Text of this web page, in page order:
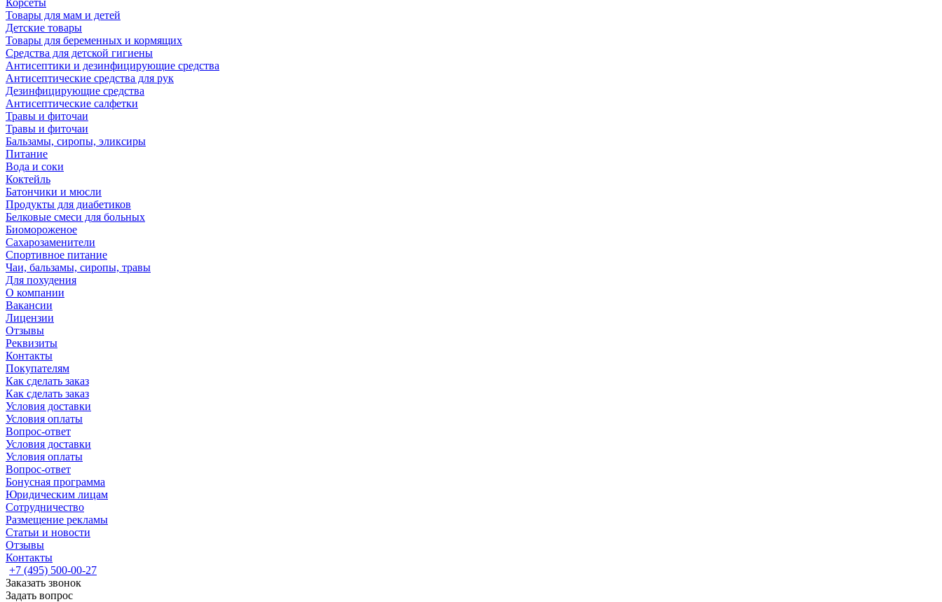
Корсеты
Товары для мам и детей
Детские товары
Товары для беременных и кормящих
Средства для детской гигиены
Антисептики и дезинфицирующие средства
Антисептические средства для рук
Дезинфицирующие средства
Антисептические салфетки
Травы и фиточаи
Травы и фиточаи
Бальзамы, сиропы, эликсиры
Питание
Вода и соки
Коктейль
Батончики и мюсли
Продукты для диабетиков
Белковые смеси для больных
Биомороженое
Сахарозаменители
Спортивное питание
Чаи, бальзамы, сиропы, травы
Для похудения
О компании
Вакансии
Лицензии
Отзывы
Реквизиты
Контакты
Покупателям
Как сделать заказ
Как сделать заказ
Условия доставки
Условия оплаты
Вопрос-ответ
Условия доставки
Условия оплаты
Вопрос-ответ
Бонусная программа
Юридическим лицам
Сотрудничество
Размещение рекламы
Статьи и новости
Отзывы
Контакты
+7 (495) 500-00-27
Заказать звонок
Задать вопрос